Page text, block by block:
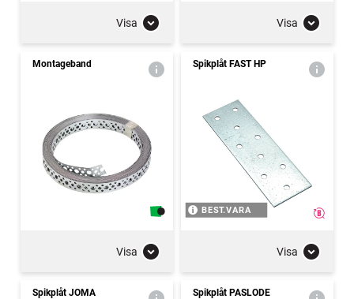
Visa Visa
Montageband
Visa
Spikplåt FAST HP
BEST.VARA
Visa
Spikplåt JOMA Spikplåt PASLODE